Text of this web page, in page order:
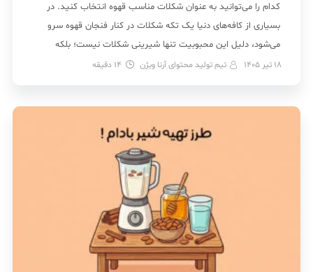
کدام را می‌توانید به عنوان شکلات مناسب قهوه انتخاب کنید. در
بسیاری از کافه‌های دنیا یک تکه شکلات در کنار فنجان قهوه سرو
می‌شود، دلیل این محبوبیت تنها شیرینی شکلات نیست؛ بلکه
ترکیب شگفت‌انگیز […]
18 تیر 1405 تیم تولید محتوای آرنا ویژن 14 دقیقه